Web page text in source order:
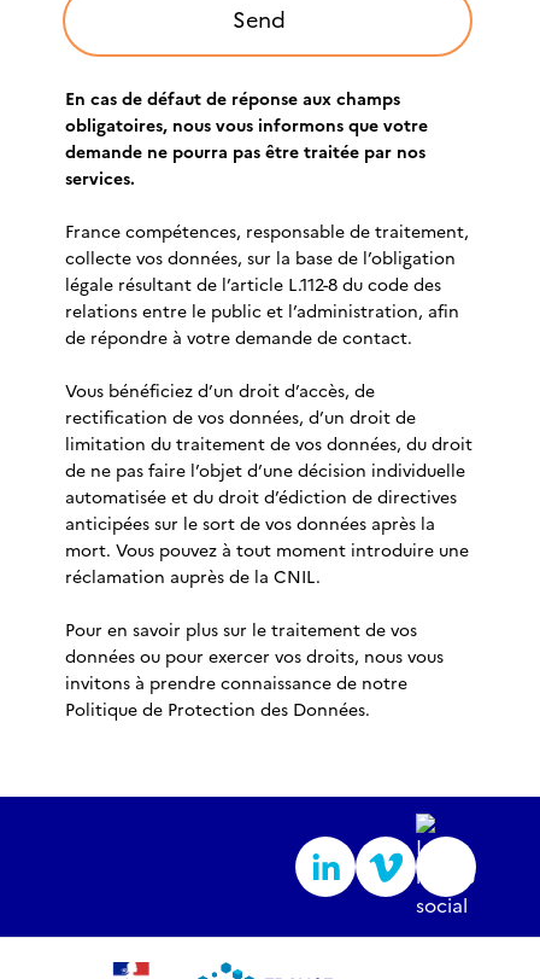
En cas de défaut de réponse aux champs
obligatoires, nous vous informons que votre
demande ne pourra pas être traitée par nos
services.
France compétences, responsable de traitement,
collecte vos données, sur la base de l’obligation
légale résultant de l’article L.112-8 du code des
relations entre le public et l’administration, afin
de répondre à votre demande de contact.
Vous bénéficiez d’un droit d’accès, de
rectification de vos données, d’un droit de
limitation du traitement de vos données, du droit
de ne pas faire l’objet d’une décision individuelle
automatisée et du droit d’édiction de directives
anticipées sur le sort de vos données après la
mort. Vous pouvez à tout moment introduire une
réclamation auprès de la CNIL.
Pour en savoir plus sur le traitement de vos
données ou pour exercer vos droits, nous vous
invitons à prendre connaissance de notre
Politique de Protection des Données.